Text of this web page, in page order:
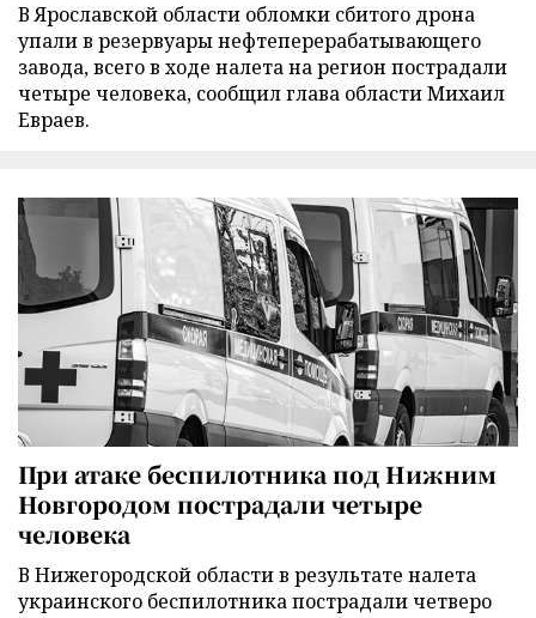
В Ярославской области обломки сбитого дрона
упали в резервуары нефтеперерабатывающего
завода, всего в ходе налета на регион пострадали
четыре человека, сообщил глава области Михаил
Евраев.
При атаке беспилотника под Нижним
Новгородом пострадали четыре
человека
В Нижегородской области в результате налета
украинского беспилотника пострадали четверо